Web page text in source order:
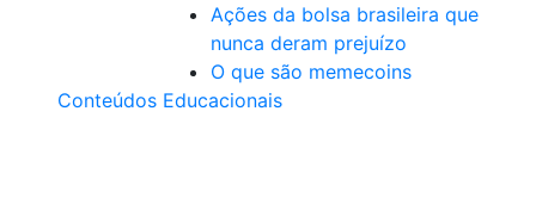
Ações da bolsa brasileira que
nunca deram prejuízo
O que são memecoins
Conteúdos Educacionais